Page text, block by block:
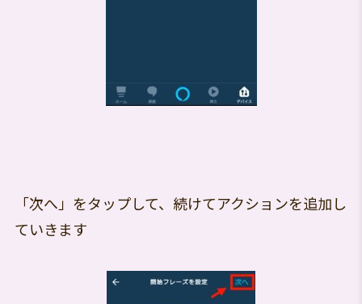
「次へ」をタップして、続けてアクションを追加し
ていきます